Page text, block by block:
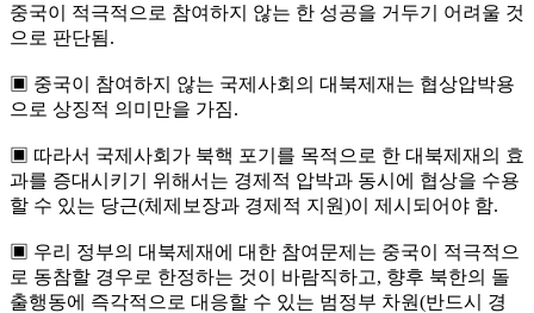
중국이 적극적으로 참여하지 않는 한 성공을 거두기 어려울 것
으로 판단됨.
▣ 중국이 참여하지 않는 국제사회의 대북제재는 협상압박용
으로 상징적 의미만을 가짐.
▣ 따라서 국제사회가 북핵 포기를 목적으로 한 대북제재의 효
과를 증대시키기 위해서는 경제적 압박과 동시에 협상을 수용
할 수 있는 당근(체제보장과 경제적 지원)이 제시되어야 함.
▣ 우리 정부의 대북제재에 대한 참여문제는 중국이 적극적으
로 동참할 경우로 한정하는 것이 바람직하고, 향후 북한의 돌
출행동에 즉각적으로 대응할 수 있는 범정부 차원(반드시 경